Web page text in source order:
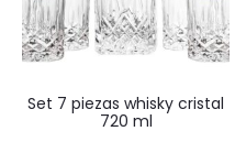
set 7 piezas whisky cristal
720 ml